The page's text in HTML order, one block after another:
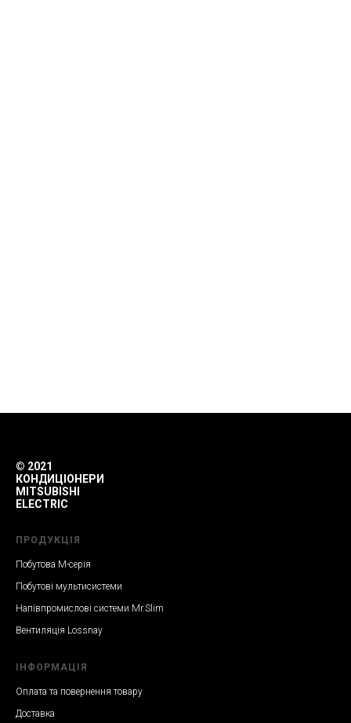
© 2021
КОНДИЦІОНЕРИ
MITSUBISHI
ELECTRIC
ПРОДУКЦІЯ
Побутова M-серія
Побутові мультисистеми
Напівпромислові системи Mr.Slim
Вентиляція Lossnay
ІНФОРМАЦІЯ
Оплата та повернення товару
Доставка